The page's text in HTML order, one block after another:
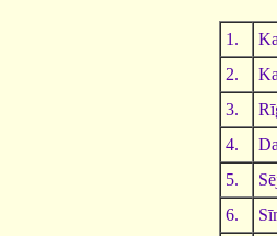
1.
2.
3.
4.
5.
6.